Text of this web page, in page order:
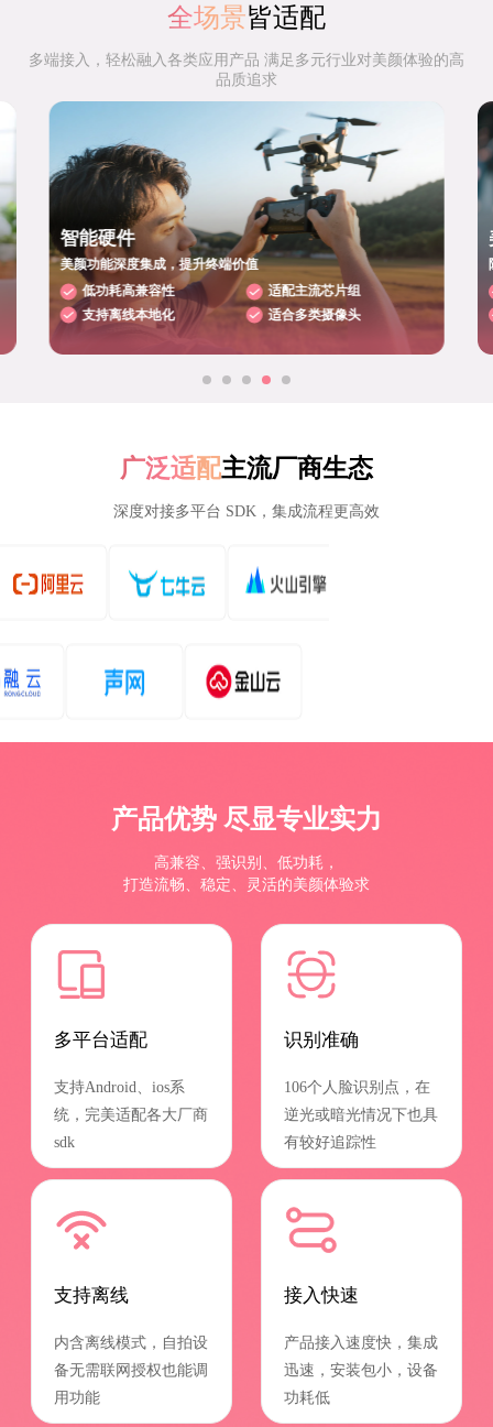
全场景皆适配
多端接入，轻松融入各类应用产品 满足多元行业对美颜体验的高
品质追求
智能硬件
美颜功能深度集成，提升终端价值
低功耗高兼容性
适配主流芯片组
支持离线本地化
适合多类摄像头
广泛适配主流厂商生态
深度对接多平台 SDK，集成流程更高效
产品优势 尽显专业实力
高兼容、强识别、低功耗，
打造流畅、稳定、灵活的美颜体验求
多平台适配
支持Android、ios系
统，完美适配各大厂商
sdk
识别准确
106个人脸识别点，在
逆光或暗光情况下也具
有较好追踪性
支持离线
内含离线模式，自拍设
备无需联网授权也能调
用功能
接入快速
产品接入速度快，集成
迅速，安装包小，设备
功耗低